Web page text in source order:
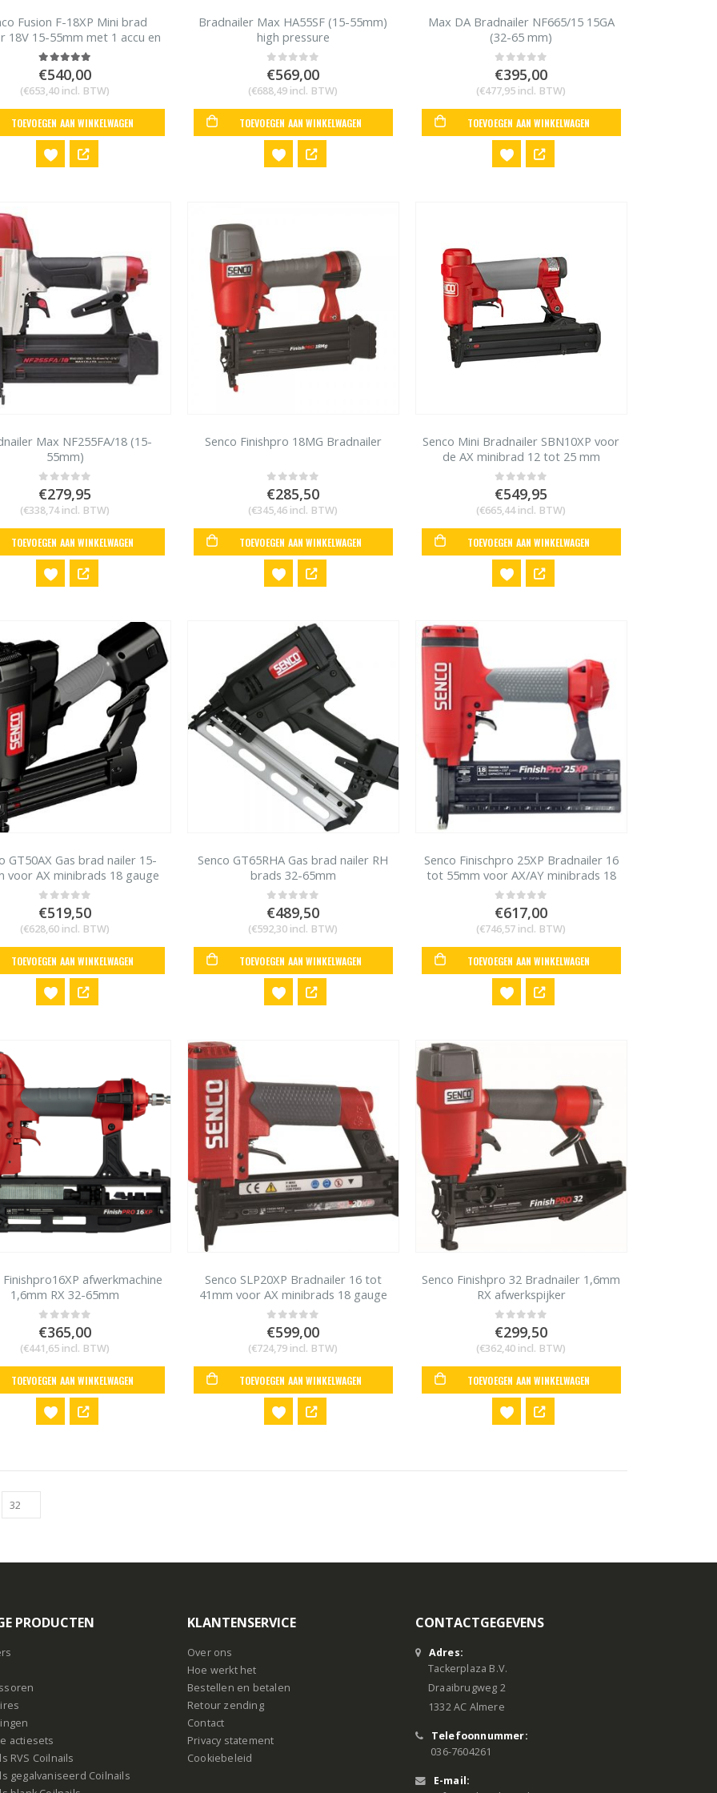
Fusion F-18XP Mini brad
18V 15-55mm met 1 accu en
lader
5.00out of 5
€540,00
(€653,40 incl. BTW)
TOEVOEGEN AAN WINKELWAGEN
Bradnailer Max HA55SF (15-55mm)
high pressure
0out of 5
€569,00
(€688,49 incl. BTW)
TOEVOEGEN AAN WINKELWAGEN
Max DA Bradnailer NF665/15 15GA
(32-65 mm)
0out of 5
€395,00
(€477,95 incl. BTW)
TOEVOEGEN AAN WINKELWAGEN
Max NF255FA/18 (15-
55mm)
0out of 5
€279,95
(€338,74incl. BTW)
TOEVOEGEN AAN WINKELWAGEN
Senco Finishpro 18MG Bradnailer
0out of 5
€285,50
(€345,46 incl. BTW)
TOEVOEGEN AAN WINKELWAGEN
Senco Mini Bradnailer SBN10XP voor
de AX minibrad 12 tot 25 mm
0out of 5
€549,95
(€665,44incl. BTW)
TOEVOEGEN AAN WINKELWAGEN
GT50AX Gas brad nailer 15-
voor AX minibrads 18 gauge
0out of 5
€519,50
(€628,60 incl. BTW)
TOEVOEGEN AAN WINKELWAGEN
Senco GT65RHA Gas brad nailer RH
brads 32-65mm
0out of 5
€489,50
(€592,30 incl. BTW)
TOEVOEGEN AAN WINKELWAGEN
Senco Finischpro 25XP Bradnailer 16
tot 55mm voor AX/AY minibrads 18
gauge
0out of 5
€617,00
(€746,57 incl. BTW)
TOEVOEGEN AAN WINKELWAGEN
Finishpro16XP afwerkmachine
1,6mm RX 32-65mm
0out of 5
€365,00
(€441,65 incl. BTW)
TOEVOEGEN AAN WINKELWAGEN
Senco SLP20XP Bradnailer 16 tot
41mm voor AX minibrads 18 gauge
0out of 5
€599,00
(€724,79 incl. BTW)
TOEVOEGEN AAN WINKELWAGEN
Senco Finishpro 32 Bradnailer 1,6mm
RX afwerkspijker
0out of 5
€299,50
(€362,40 incl. BTW)
TOEVOEGEN AAN WINKELWAGEN
PRODUCTEN
actiesets
RVS Coilnails
gegalvaniseerd Coilnails
KLANTENSERVICE
Over ons
Hoe werkt het
Bestellen en betalen
Retour zending
Contact
Privacy statement
Cookiebeleid
CONTACTGEGEVENS
Adres:
Tackerplaza B.V.
Draaibrugweg 2
1332 AC Almere
Telefoonnummer:
036-7604261
E-mail: